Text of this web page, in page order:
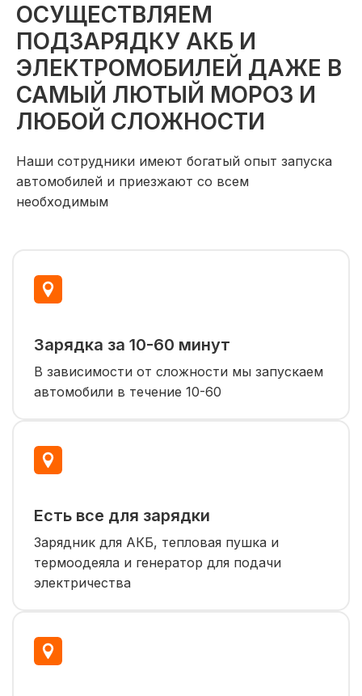
ОСУЩЕСТВЛЯЕМ
ПОДЗАРЯДКУ АКБ И
ЭЛЕКТРОМОБИЛЕЙ ДАЖЕ В
САМЫЙ ЛЮТЫЙ МОРОЗ И
ЛЮБОЙ СЛОЖНОСТИ
Наши сотрудники имеют богатый опыт запуска
автомобилей и приезжают со всем
необходимым
Зарядка за 10-60 минут
В зависимости от сложности мы запускаем
автомобили в течение 10-60
Есть все для зарядки
Зарядник для АКБ, тепловая пушка и
термоодеяла и генератор для подачи
электричества